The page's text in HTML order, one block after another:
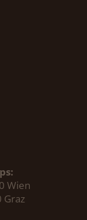
Wien
Graz